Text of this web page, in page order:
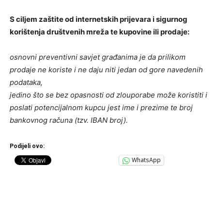
S ciljem zaštite od internetskih prijevara i sigurnog
korištenja društvenih mreža te kupovine ili prodaje:
osnovni preventivni savjet građanima je da prilikom
prodaje ne koriste i ne daju niti jedan od gore navedenih
podataka,
jedino što se bez opasnosti od zlouporabe može koristiti i
poslati potencijalnom kupcu jest ime i prezime te broj
bankovnog računa (tzv. IBAN broj).
Podijeli ovo:
WhatsApp